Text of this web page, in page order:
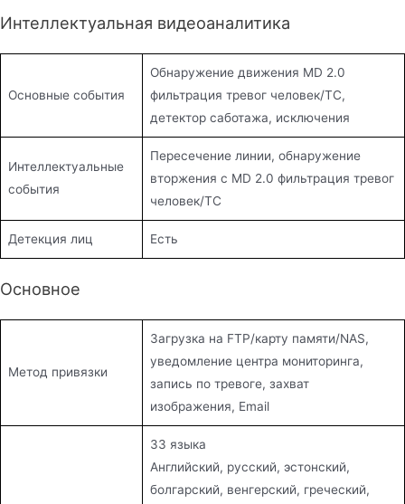
Интеллектуальная видеоаналитика
Основные события
Обнаружение движения MD 2.0
фильтрация тревог человек/ТС,
детектор саботажа, исключения
Интеллектуальные
события
Пересечение линии, обнаружение
вторжения с MD 2.0 фильтрация тревог
человек/ТС
Детекция лиц Есть
Основное
Метод привязки
Загрузка на FTP/карту памяти/NAS,
уведомление центра мониторинга,
запись по тревоге, захват
изображения, Email
33 языка
Английский, русский, эстонский,
болгарский, венгерский, греческий,